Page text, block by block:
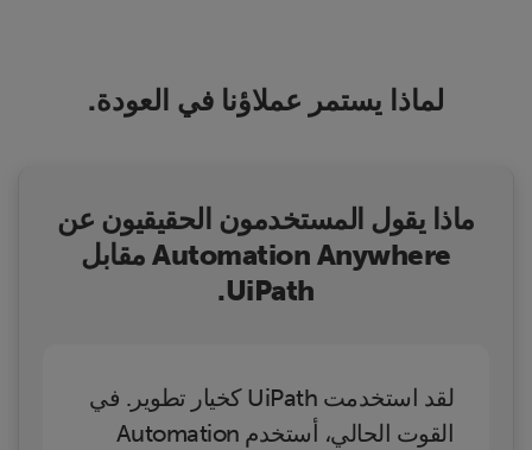
لماذا يستمر عملاؤنا في العودة.
ماذا يقول المستخدمون الحقيقيون عن
Automation Anywhere مقابل
UiPath.
لقد استخدمت UiPath كخيار تطوير. في
القوت الحالي، أستخدم Automation